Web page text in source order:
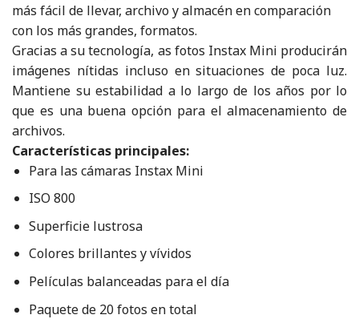
más fácil de llevar, archivo y almacén en comparación
con los más grandes, formatos.
Gracias a su tecnología, as fotos Instax Mini producirán
imágenes nítidas incluso en situaciones de poca luz.
Mantiene su estabilidad a lo largo de los años por lo
que es una buena opción para el almacenamiento de
archivos.
Características principales:
Para las cámaras Instax Mini
ISO 800
Superficie lustrosa
Colores brillantes y vívidos
Películas balanceadas para el día
Paquete de 20 fotos en total